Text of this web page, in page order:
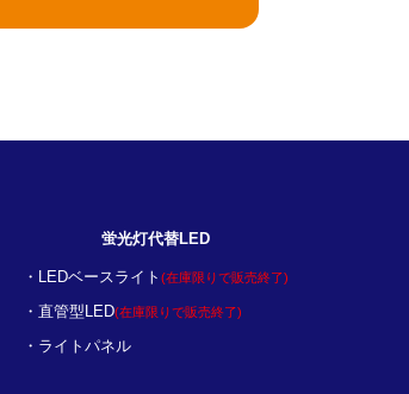
蛍光灯代替LED
LEDベースライト (在庫限りで販売終了)
直管型LED(在庫限りで販売終了)
ライトパネル